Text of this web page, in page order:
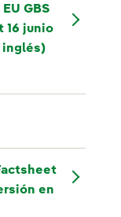
GBS
16 junio
inglés)
en